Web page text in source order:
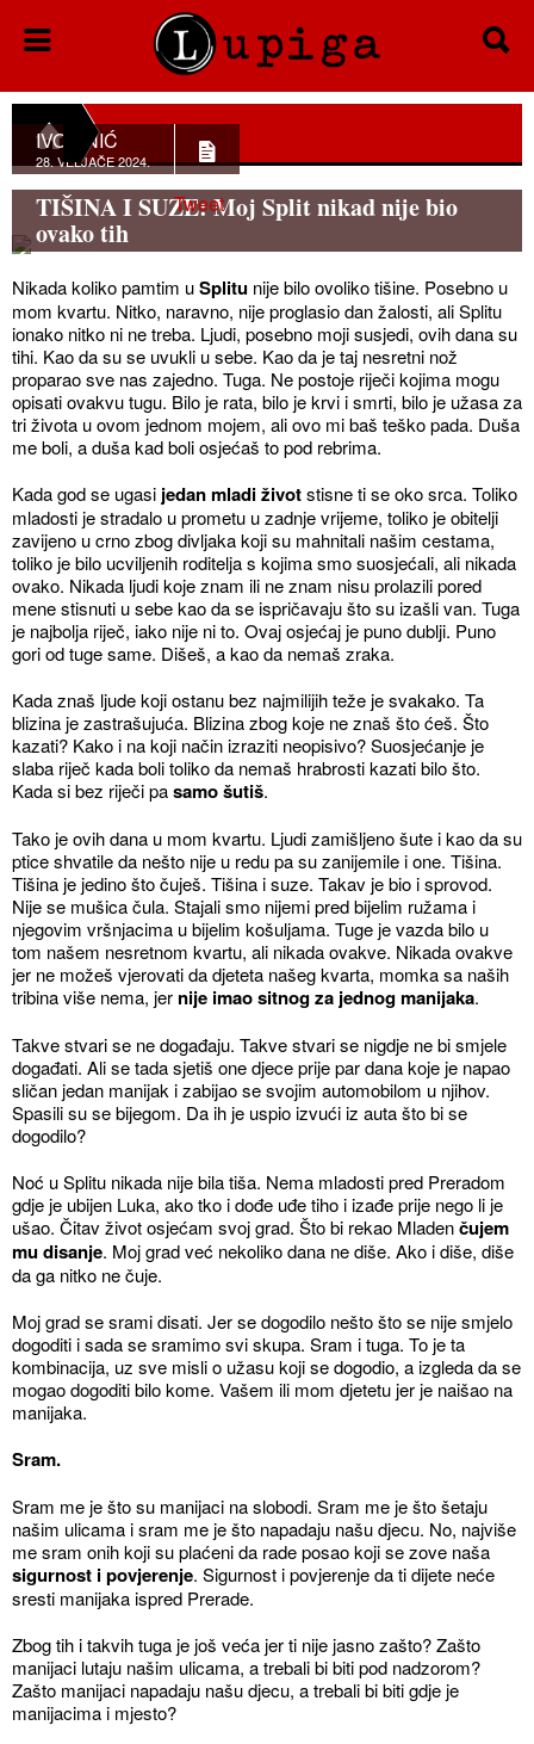
Tweet
IVO ANIĆ
28. VELJAČE 2024.
TIŠINA I SUZE: Moj Split nikad nije bio
ovako tih
Nikada koliko pamtim uSplitu nije bilo ovoliko tišine. Posebno u
mom kvartu. Nitko, naravno, nije proglasio dan žalosti, ali Splitu
ionako nitko ni ne treba. Ljudi, posebno moji susjedi, ovih dana su
tihi. Kao da su se uvukli u sebe. Kao da je taj nesretni nož
proparao sve nas zajedno. Tuga. Ne postoje riječi kojima mogu
opisati ovakvu tugu. Bilo je rata, bilo je krvi i smrti, bilo je užasa za
tri života u ovom jednom mojem, ali ovo mi baš teško pada. Duša
me boli, a duša kad boli osjećaš to pod rebrima.
Kada god se ugasi jedan mladi životstisne ti se oko srca. Toliko
mladosti je stradalo u prometu u zadnje vrijeme, toliko je obitelji
zavijeno u crno zbog divljaka koji su mahnitali našim cestama,
toliko je bilo ucviljenih roditelja s kojima smo suosjećali, ali nikada
ovako. Nikada ljudi koje znam ili ne znam nisu prolazili pored
mene stisnuti u sebe kao da se ispričavaju što su izašli van. Tuga
je najbolja riječ, iako nije ni to. Ovaj osjećaj je puno dublji. Puno
gori od tuge same. Dišeš, a kao da nemaš zraka.
Kada znaš ljude koji ostanu bez najmilijih teže je svakako. Ta
blizina je zastrašujuća. Blizina zbog koje ne znaš što ćeš. Što
kazati? Kako i na koji način izraziti neopisivo? Suosjećanje je
slaba riječ kada boli toliko da nemaš hrabrosti kazati bilo što.
Kada si bez riječi pasamo šutiš.
Tako je ovih dana u mom kvartu. Ljudi zamišljeno šute i kao da su
ptice shvatile da nešto nije u redu pa su zanijemile i one. Tišina.
Tišina je jedino što čuješ. Tišina i suze. Takav je bio i sprovod.
Nije se mušica čula. Stajali smo nijemi pred bijelim ružama i
njegovim vršnjacima u bijelim košuljama. Tuge je vazda bilo u
tom našem nesretnom kvartu, ali nikada ovakve. Nikada ovakve
jer ne možeš vjerovati da djeteta našeg kvarta, momka sa naših
tribina više nema, jer nije imao sitnog za jednog manijaka.
Takve stvari se ne događaju. Takve stvari se nigdje ne bi smjele
događati. Ali se tada sjetiš one djece prije par dana koje je napao
sličan jedan manijak i zabijao se svojim automobilom u njihov.
Spasili su se bijegom. Da ih je uspio izvući iz auta što bi se
dogodilo?
Noć u Splitu nikada nije bila tiša. Nema mladosti pred Preradom
gdje je ubijen Luka, ako tko i dođe uđe tiho i izađe prije nego li je
ušao. Čitav život osjećam svoj grad. Što bi rekao Mladenčujem
mu disanje. Moj grad već nekoliko dana ne diše. Ako i diše, diše
da ga nitko ne čuje.
Moj grad se srami disati. Jer se dogodilo nešto što se nije smjelo
dogoditi i sada se sramimo svi skupa. Sram i tuga. To je ta
kombinacija, uz sve misli o užasu koji se dogodio, a izgleda da se
mogao dogoditi bilo kome. Vašem ili mom djetetu jer je naišao na
manijaka.
Sram.
Sram me je što su manijaci na slobodi. Sram me je što šetaju
našim ulicama i sram me je što napadaju našu djecu. No, najviše
me sram onih koji su plaćeni da rade posao koji se zove naša
sigurnost i povjerenje. Sigurnost i povjerenje da ti dijete neće
sresti manijaka ispred Prerade.
Zbog tih i takvih tuga je još veća jer ti nije jasno zašto? Zašto
manijaci lutaju našim ulicama, a trebali bi biti pod nadzorom?
Zašto manijaci napadaju našu djecu, a trebali bi biti gdje je
manijacima i mjesto?